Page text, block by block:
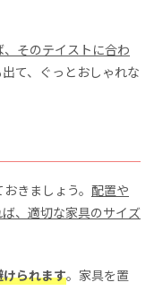
そのテイストに合わ
て、ぐっとおしゃれな
きましょう。 配置や
、適切な家具のサイズ
られます。家具を置